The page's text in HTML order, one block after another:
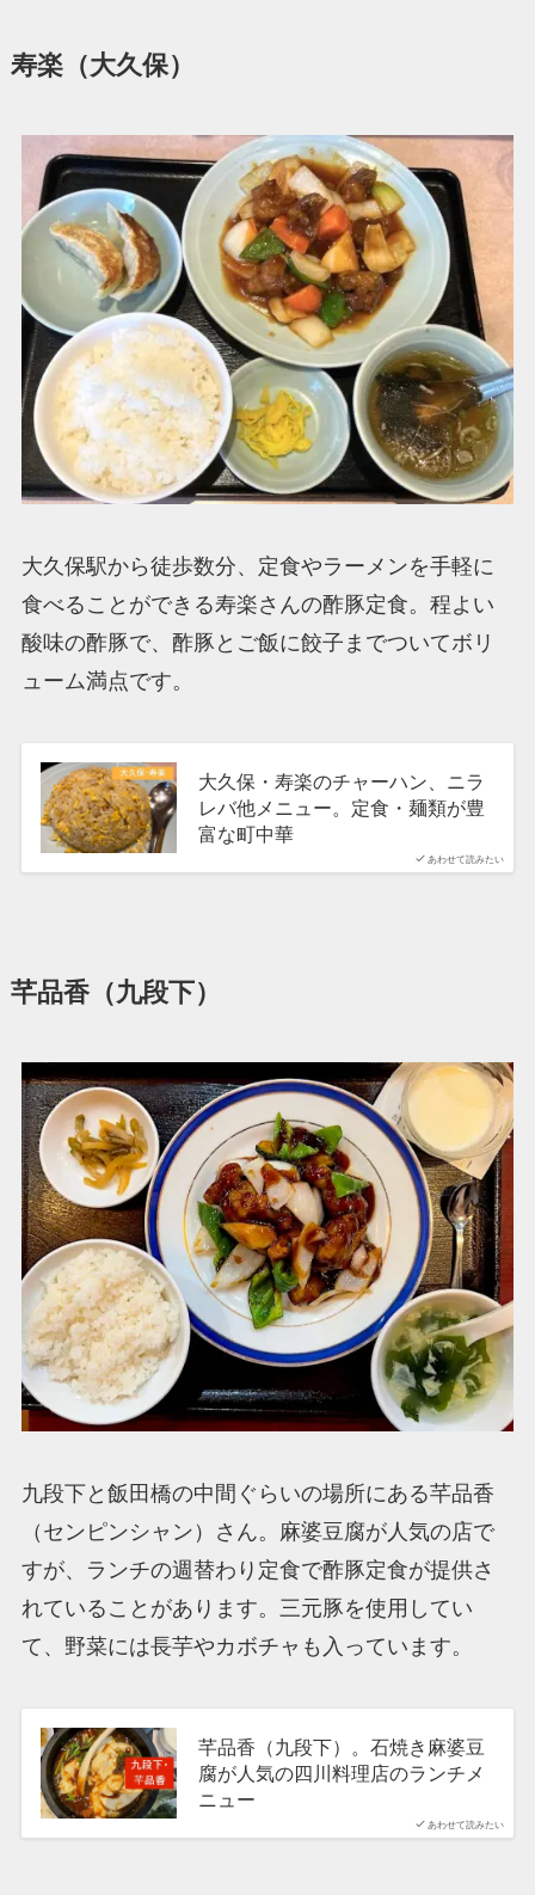
寿楽（大久保）
大久保駅から徒歩数分、定食やラーメンを手軽に
食べることができる寿楽さんの酢豚定食。程よい
酸味の酢豚で、酢豚とご飯に餃子までついてボリ
ューム満点です。
あわせて読みたい
大久保・寿楽のチャーハン、ニラ
レバ他メニュー。定食・麺類が豊
富な町中華
芊品香（九段下）
九段下と飯田橋の中間ぐらいの場所にある芊品香
（センピンシャン）さん。麻婆豆腐が人気の店で
すが、ランチの週替わり定食で酢豚定食が提供さ
れていることがあります。三元豚を使用してい
て、野菜には長芋やカボチャも入っています。
あわせて読みたい
芊品香（九段下）。石焼き麻婆豆
腐が人気の四川料理店のランチメ
ニュー